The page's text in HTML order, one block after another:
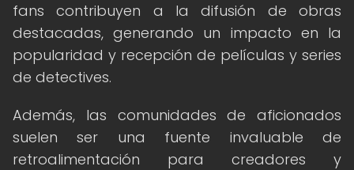
fans contribuyen a la difusión de obras
destacadas, generando un impacto en la
popularidad y recepción de películas y series
de detectives.
Además, las comunidades de aficionados
suelen ser una fuente invaluable de
retroalimentación para creadores y